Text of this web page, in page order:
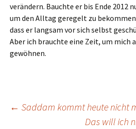
verändern. Bauchte er bis Ende 2012
um den Alltag geregelt zu
dass er langsam vor sich selbst
Aber ich brauchte eine Zeit, um mich
gewöhnen.
← Saddam kommt heute nicht
Das will ich